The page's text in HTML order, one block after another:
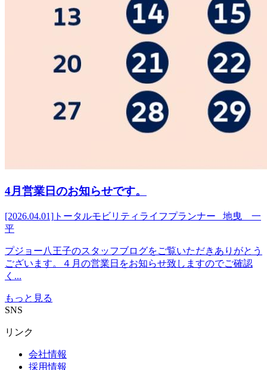
4月営業日のお知らせです。
[2026.04.01] トータルモビリティライフプランナー 地曳 一
平
プジョー八王子のスタッフブログをご覧いただきありがとう
ございます。４月の営業日をお知らせ致しますのでご確認
く...
もっと見る
SNS
リンク
会社情報
採用情報